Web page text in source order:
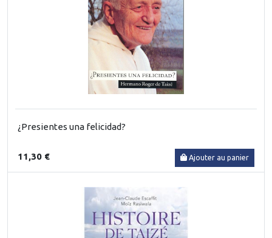
¿Presientes una felicidad?
11,30 € Ajouter au panier